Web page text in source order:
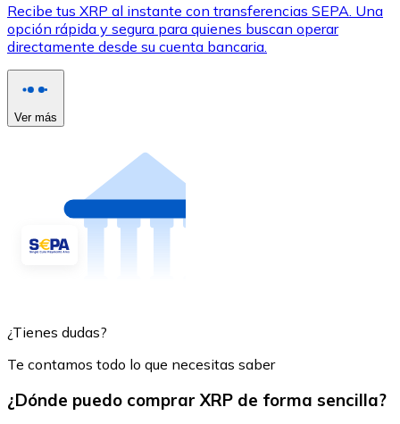
Recibe tus XRP al instante con transferencias SEPA. Una
opción rápida y segura para quienes buscan operar
directamente desde su cuenta bancaria.
Ver más
¿Tienes dudas?
Te contamos todo lo que necesitas saber
¿Dónde puedo comprar XRP de forma sencilla?